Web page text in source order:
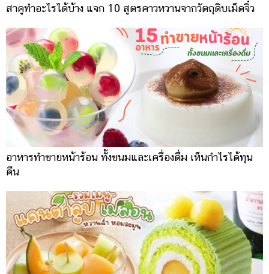
สาคูทำอะไรได้บ้าง แจก 10 สูตรคาวหวานจากวัตถุดิบเม็ดจิ๋ว
อาหารทำขายหน้าร้อน ทั้งขนมและเครื่องดื่ม เห็นกำไรได้ทุน
คืน